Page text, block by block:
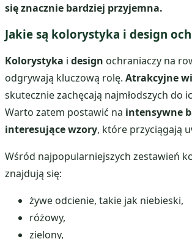
się znacznie bardziej przyjemna.
Jakie są kolorystyka i design
Kolorystyka i design ochraniaczy na
odgrywają kluczową rolę. Atrakcyjne
skutecznie zachęcają najmłodszych do
Warto zatem postawić na intensywne
interesujące wzory, które przyciągają
Wśród najpopularniejszych zestawień
znajdują się:
żywe odcienie, takie jak niebieski,
różowy,
zielony,